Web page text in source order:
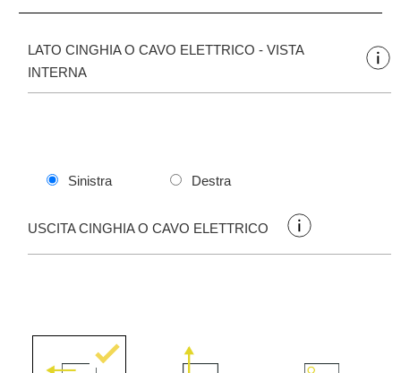
LATO CINGHIA O CAVO ELETTRICO - VISTA
INTERNA
Sinistra Destra
USCITA CINGHIA O CAVO ELETTRICO